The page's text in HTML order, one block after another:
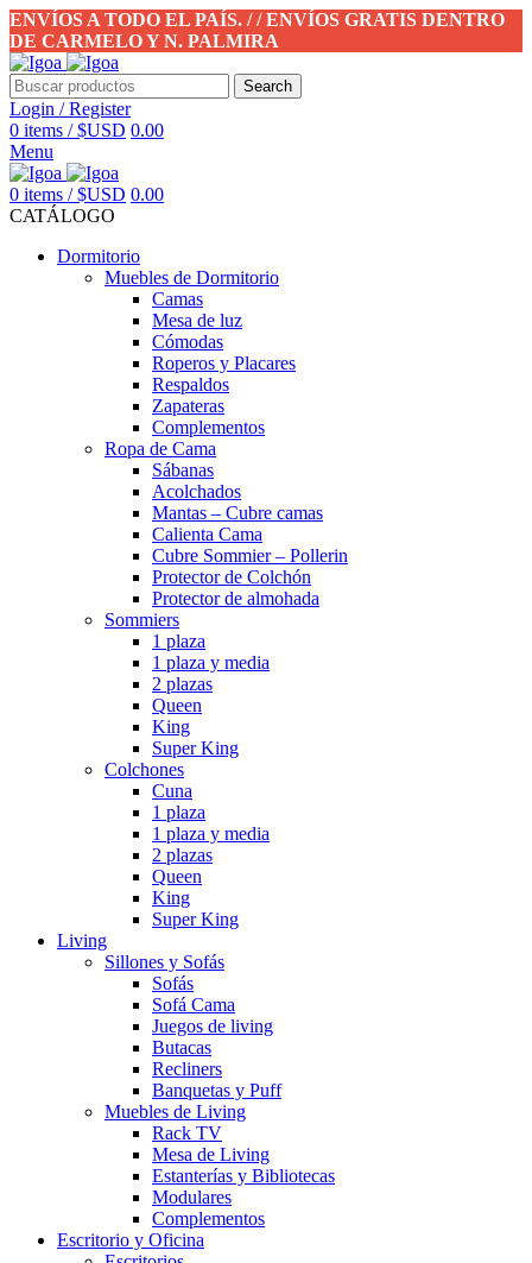
ENVÍOS A TODO EL PAÍS. / / ENVÍOS GRATIS DENTRO
DE CARMELO Y N. PALMIRA
Search
Login / Register
0 items / $USD 0.00
Menu
0 items / $USD 0.00
CATÁLOGO
Dormitorio
Muebles de Dormitorio
Camas
Mesa de luz
Cómodas
Roperos y Placares
Respaldos
Zapateras
Complementos
Ropa de Cama
Sábanas
Acolchados
Mantas – Cubre camas
Calienta Cama
Cubre Sommier – Pollerin
Protector de Colchón
Protector de almohada
Sommiers
1 plaza
1 plaza y media
2 plazas
Queen
King
Super King
Colchones
Cuna
1 plaza
1 plaza y media
2 plazas
Queen
King
Super King
Living
Sillones y Sofás
Sofás
Sofá Cama
Juegos de living
Butacas
Recliners
Banquetas y Puff
Muebles de Living
Rack TV
Mesa de Living
Estanterías y Bibliotecas
Modulares
Complementos
Escritorio y Oficina